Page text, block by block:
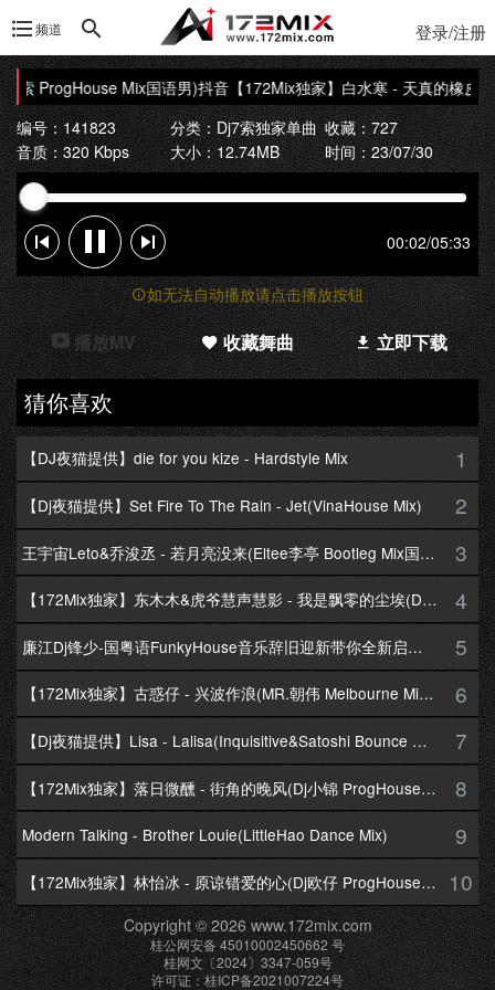
频道 登录/注册
索 ProgHouse Mix国语男)抖音【172Mix独家】白水寒 - 天真的橡皮
编号：141823
分类：Dj7索独家单曲 收藏：727
音质：320 Kbps
大小：12.74MB 时间：23/07/30
00:02/05:33
如无法自动播放请点击播放按钮
播放MV 收藏舞曲 立即下载
猜你喜欢
【DJ夜猫提供】die for you kize - Hardstyle Mix 1
【Dj夜猫提供】Set Fire To The Rain - Jet(VinaHouse Mix) 2
王宇宙Leto&乔浚丞 - 若月亮没来(Eltee李亭 Bootleg Mix国语合唱) 3
【172Mix独家】东木木&虎爷慧声慧影 - 我是飘零的尘埃(Dj十三 Melbourne Mix国语男) 4
廉江Dj锋少-国粤语FunkyHouse音乐辞旧迎新带你全新启航跨年专辑172Mix串烧 5
【172Mix独家】古惑仔 - 兴波作浪(MR.朝伟 Melbourne Mix粤语男) 6
【Dj夜猫提供】Lisa - Lalisa(Inquisitive&Satoshi Bounce Mix) 7
【172Mix独家】落日微醺 - 街角的晚风(Dj小锦 ProgHouse Mix粤语女) 8
Modern Talking - Brother Louie(LittleHao Dance Mix) 9
【172Mix独家】林怡冰 - 原谅错爱的心(Dj欧仔 ProgHouse Mix粤语女) 10
Copyright © 2026 www.172mix.com
桂公网安备 45010002450662 号
桂网文〔2024〕3347-059号
许可证：桂ICP备2021007224号